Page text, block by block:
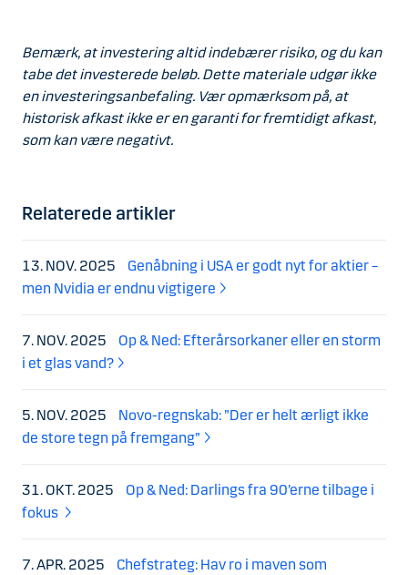
Bemærk, at investering altid indebærer risiko, og du kan
tabe det investerede beløb. Dette materiale udgør ikke
en investeringsanbefaling. Vær opmærksom på, at
historisk afkast ikke er en garanti for fremtidigt afkast,
som kan være negativt.
Relaterede artikler
13. NOV. 2025
Genåbning i USA er godt nyt for aktier –
men Nvidia er endnu vigtigere
7. NOV. 2025
Op & Ned: Efterårsorkaner eller en storm
i et glas vand?
5. NOV. 2025
Novo-regnskab: ”Der er helt ærligt ikke
de store tegn på fremgang”
31. OKT. 2025
Op & Ned: Darlings fra 90’erne tilbage i
fokus
7. APR. 2025
Chefstrateg: Hav ro i maven som